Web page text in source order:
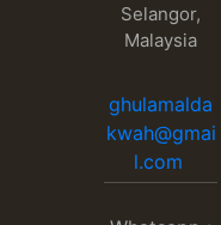
Selangor,
Malaysia
ghulamalda
kwah@gmai
l.com